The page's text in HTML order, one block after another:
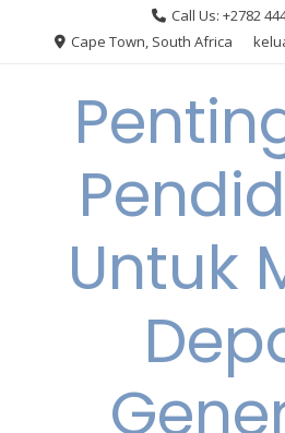
Call Us: +2782
Cape Town, South Africa
Untuk